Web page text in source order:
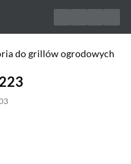
do grillów ogrodowych